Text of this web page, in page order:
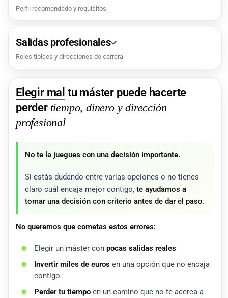
Perfil recomendado y requisitos
Salidas profesionales
Roles típicos y direcciones de carrera
Elegir mal tu máster puede hacerte
perder tiempo, dinero y dirección
profesional
No te la juegues con una decisión importante.
Si estás dudando entre varias opciones o no tienes
claro cuál encaja mejor contigo, te ayudamos a
tomar una decisión con criterio antes de dar el paso.
No queremos que cometas estos errores:
Elegir un máster con pocas salidas reales
Invertir miles de euros en una opción que no encaja
contigo
Perder tu tiempo en un camino que no te acerca a